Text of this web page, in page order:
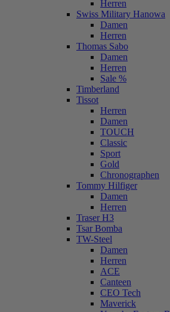
Herren
Swiss Military Hanowa
Damen
Herren
Thomas Sabo
Damen
Herren
Sale %
Timberland
Tissot
Herren
Damen
TOUCH
Classic
Sport
Gold
Chronographen
Tommy Hilfiger
Damen
Herren
Traser H3
Tsar Bomba
TW-Steel
Damen
Herren
ACE
Canteen
CEO Tech
Maverick